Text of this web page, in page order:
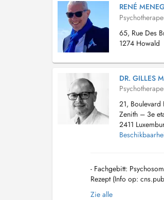
RENÉ
65, Rue Des
1274 Howald
DR. GILLES
21,
Zenith – 3e
2411
- Fachgebitt:
Rezept (Info op:
Behandlung vu
Zie alle